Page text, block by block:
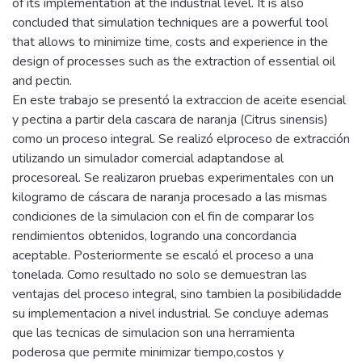
concluded that simulation techniques are a powerful tool
that allows to minimize time, costs and experience in the
design of processes such as the extraction of essential oil
and pectin.
En este trabajo se presentó la extraccion de aceite esencial
y pectina a partir dela cascara de naranja (Citrus sinensis)
como un proceso integral. Se realizó elproceso de extracción
utilizando un simulador comercial adaptandose al
procesoreal. Se realizaron pruebas experimentales con un
kilogramo de cáscara de naranja procesado a las mismas
condiciones de la simulacion con el fin de comparar los
rendimientos obtenidos, logrando una concordancia
aceptable. Posteriormente se escaló el proceso a una
tonelada. Como resultado no solo se demuestran las
ventajas del proceso integral, sino tambien la posibilidadde
su implementacion a nivel industrial. Se concluye ademas
que las tecnicas de simulacion son una herramienta
poderosa que permite minimizar tiempo,costos y